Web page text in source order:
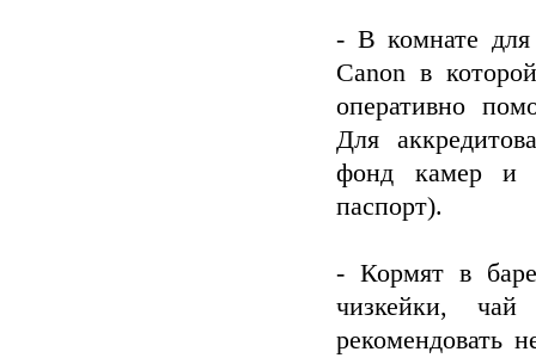
- В комнате
Canon в
оперативно
Для
фонд камер и
паспорт).
- Кормят в
чизкейки,
рекомендовать